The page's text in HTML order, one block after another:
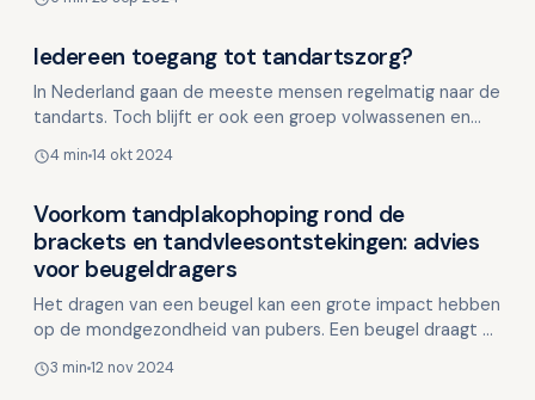
Iedereen toegang tot tandartszorg?
In Nederland gaan de meeste mensen regelmatig naar de
tandarts. Toch blijft er ook een groep volwassenen en
4 min 14 okt 2024
Kinderen en mondgezondheid
Voorkom tandplakophoping rond de
brackets en tandvleesontstekingen: advies
voor beugeldragers
Het dragen van een beugel kan een grote impact hebben
op de mondgezondheid van pubers. Een beugel draagt bij
3 min 12 nov 2024